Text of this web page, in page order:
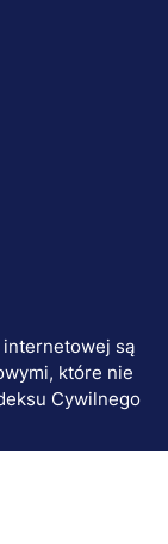
są
które nie
Cywilnego